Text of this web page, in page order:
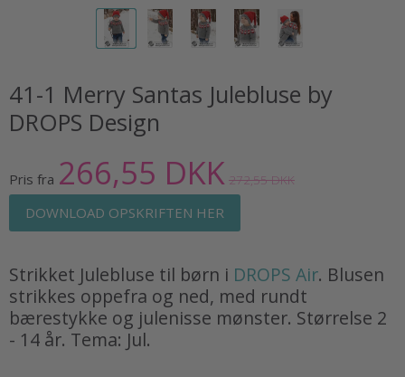
41-1 Merry Santas Julebluse by
DROPS Design
Pris fra 266,55 DKK 272,55 DKK
DOWNLOAD OPSKRIFTEN HER
Strikket Julebluse til børn i DROPS Air. Blusen
strikkes oppefra og ned, med rundt
bærestykke og julenisse mønster. Størrelse 2
- 14 år. Tema: Jul.